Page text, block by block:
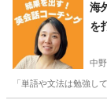
海
を
中
「単語や文法は勉強し